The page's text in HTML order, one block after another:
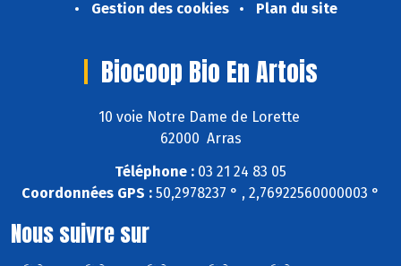
Gestion des cookies
Plan du site
Biocoop Bio En Artois
10 voie Notre Dame de Lorette
62000 Arras
Téléphone : 03 21 24 83 05
Coordonnées GPS : 50,2978237 ° , 2,76922560000003 °
Nous suivre sur